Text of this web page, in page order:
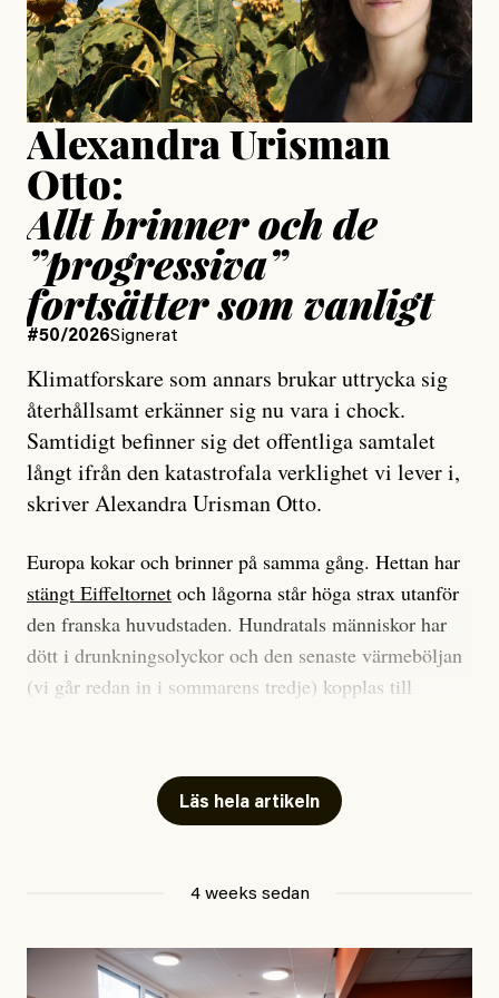
Publicerad15 July, 2026
Uppdaterad15 July, 2026
Alexandra Urisman
Otto:
Allt brinner och de
”progressiva”
fortsätter som vanligt
#50/2026Signerat
Klimatforskare som annars brukar uttrycka sig
återhållsamt erkänner sig nu vara i chock.
Samtidigt befinner sig det offentliga samtalet
långt ifrån den katastrofala verklighet vi lever i,
skriver Alexandra Urisman Otto.
Europa kokar och brinner på samma gång. Hettan har
stängt Eiffeltornet och lågorna står höga strax utanför
den franska huvudstaden. Hundratals människor har
dött i drunkningsolyckor och den senaste värmeböljan
(vi går redan in i sommarens tredje) kopplas till
Har du också panik i hettan? Känns det som en
mardröm? Bra, allt annat vore fullständigt orimligt.
att han brukar vara ganska återhållsam när han
september 2023, när de globala temperaturerna för
månaden visade sig vara hela 0,5 °C varmare än någon
Läs hela artikeln
4 weeks sedan